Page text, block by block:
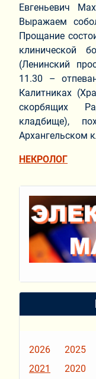
Евгеньевич
Выражаем
Прощание
(Ленинский
11.30 –
Калитниках
скорбящих
кладбище),
Архангельском
НЕКРОЛОГ
2026 2025
2021
2020